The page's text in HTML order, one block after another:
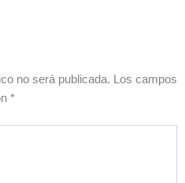
no será publicada.
Los campos
*